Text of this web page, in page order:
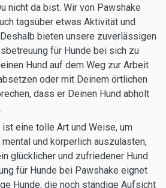
nicht da bist. Wir von Pawshake
tagsüber etwas Aktivität und
bieten unsere zuverlässigen
für Hunde bei sich zu
Hund auf dem Weg zur Arbeit
oder mit Deinem örtlichen
dass er Deinen Hund abholt
eine tolle Art und Weise, um
und körperlich auszulasten,
glücklicher und zufriedener Hund
für Hunde bei Pawshake eignet
Hunde, die noch ständige Aufsicht